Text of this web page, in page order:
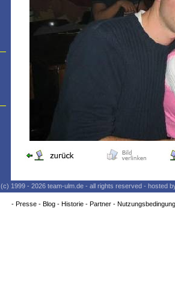
(c) 1999 - 2026 team-ulm.de - all rights reserved - hosted
- Presse- Blog- Historie- Partner-